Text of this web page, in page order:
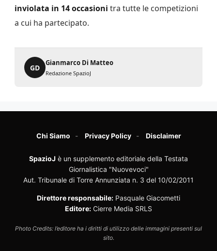
inviolata in 14 occasioni tra tutte le competizioni
a cui ha partecipato.
GD
Gianmarco Di Matteo
Redazione SpazioJ
Chi Siamo Privacy Policy Disclaimer
SpazioJ è un supplemento editoriale della Testata
Giornalistica "Nuovevoci"
Aut. Tribunale di Torre Annunziata n. 3 del 10/02/2011
Direttore responsabile: Pasquale Giacometti
Editore: Cierre Media SRLS
Photo Credits: l’editore ha i diritti di utilizzo delle immagini presenti sul
sito.